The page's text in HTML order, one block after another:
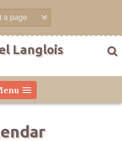
Langlois